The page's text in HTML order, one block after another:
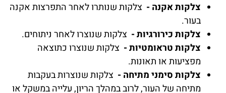
צלקות אקנה - צלקות שנותרו לאחר התפרצות אקנה
בעור.
צלקות כירורגיות - צלקות שנוצרו לאחר ניתוחים.
צלקות טראומטיות - צלקות שנוצרו כתוצאה
מפציעות או תאונות.
צלקות סימני מתיחה - צלקות שנוצרות בעקבות
מתיחה של העור, לרוב במהלך הריון, עלייה במשקל או